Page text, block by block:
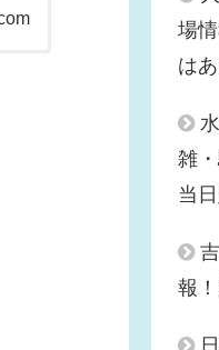
場
は
雑
当
報